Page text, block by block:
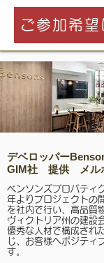
ご参加希
デベロッパー
GIM社 提供 メル
ベンソンズプロパティ
年よりプロジェクトの
を社内で行い、高品質
ヴィクトリア州の建設
優秀な人材で構成され
じ、お客様へポジティ
す。